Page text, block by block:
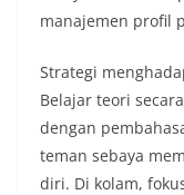
manajemen profil
Strategi
Belajar teori secara
dengan
teman sebaya
diri. Di kolam,